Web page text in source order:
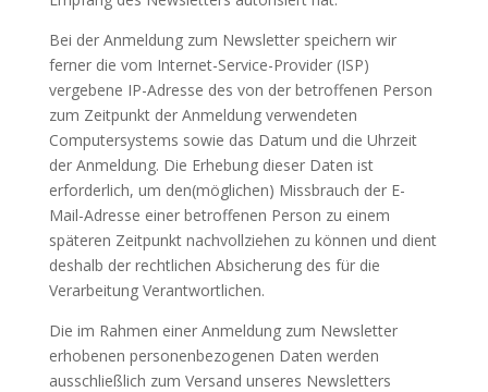
Bei der Anmeldung zum Newsletter speichern wir
ferner die vom Internet-Service-Provider (ISP)
vergebene IP-Adresse des von der betroffenen Person
zum Zeitpunkt der Anmeldung verwendeten
Computersystems sowie das Datum und die Uhrzeit
der Anmeldung. Die Erhebung dieser Daten ist
erforderlich, um den(möglichen) Missbrauch der E-
Mail-Adresse einer betroffenen Person zu einem
späteren Zeitpunkt nachvollziehen zu können und dient
deshalb der rechtlichen Absicherung des für die
Verarbeitung Verantwortlichen.
Die im Rahmen einer Anmeldung zum Newsletter
erhobenen personenbezogenen Daten werden
ausschließlich zum Versand unseres Newsletters